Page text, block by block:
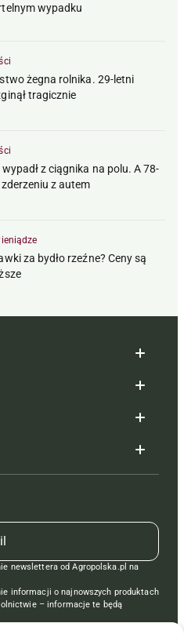
wypadku
żegna rolnika. 29-letni
tragicznie
z ciągnika na polu. A 78-
zderzeniu z autem
za bydło rzeźne? Ceny są
newslettera od Agropolska.pl na
informacji o najnowszych produktach
– informacje te będą